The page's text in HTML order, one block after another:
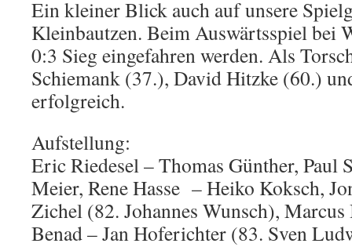
Ein kleiner Blick auch auf unsere
Kleinbautzen. Beim Auswärtsspiel bei
0:3 Sieg eingefahren werden. Als
Schiemank (37.), David Hitzke (60.)
erfolgreich.
Aufstellung:
Eric Riedesel – Thomas Günther, Paul
Meier, Rene Hasse – Heiko Koksch,
Zichel (82. Johannes Wunsch),
Benad – Jan Hoferichter (83. Sven